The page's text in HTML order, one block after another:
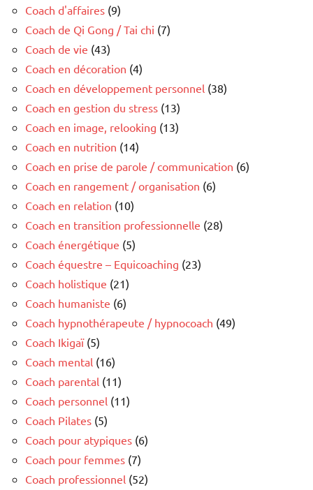
Coach d'affaires (9)
Coach de Qi Gong / Tai chi (7)
Coach de vie (43)
Coach en décoration (4)
Coach en développement personnel (38)
Coach en gestion du stress (13)
Coach en image, relooking (13)
Coach en nutrition (14)
Coach en prise de parole / communication (6)
Coach en rangement / organisation (6)
Coach en relation (10)
Coach en transition professionnelle (28)
Coach énergétique (5)
Coach équestre – Equicoaching (23)
Coach holistique (21)
Coach humaniste (6)
Coach hypnothérapeute / hypnocoach (49)
Coach Ikigaï(5)
Coach mental (16)
Coach parental (11)
Coach personnel (11)
Coach Pilates (5)
Coach pour atypiques (6)
Coach pour femmes (7)
Coach professionnel (52)